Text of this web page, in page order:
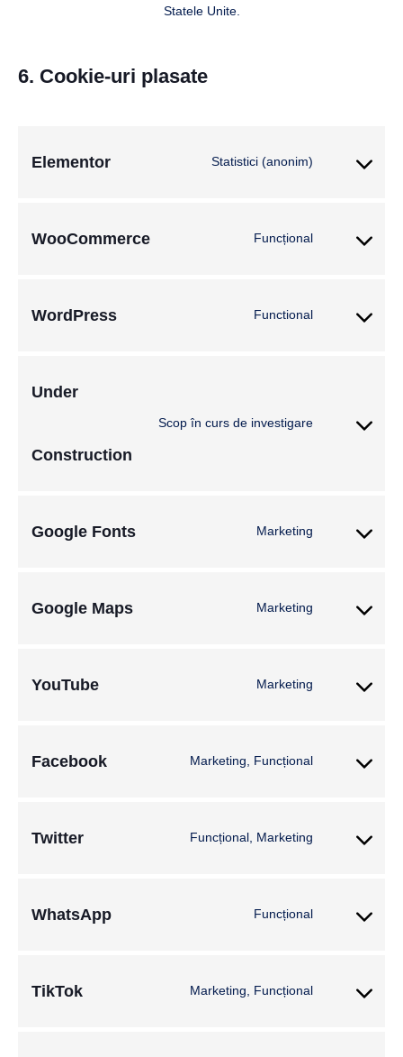
Statele Unite.
6. Cookie-uri plasate
Elementor Statistici (anonim)
WooCommerce Funcțional
WordPress Functional
Under
Construction
Scop în curs de investigare
Google Fonts Marketing
Google Maps Marketing
YouTube Marketing
Facebook Marketing, Funcțional
Twitter Funcțional, Marketing
WhatsApp Funcțional
TikTok Marketing, Funcțional